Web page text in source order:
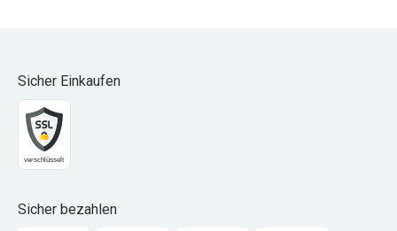
Sicher Einkaufen
Sicher bezahlen